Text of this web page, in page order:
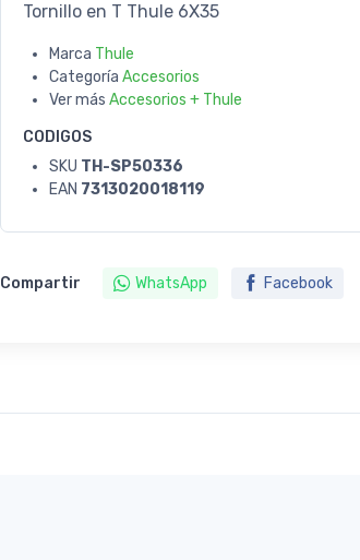
Tornillo en T Thule 6X35
Marca Thule
Categoría Accesorios
Ver más Accesorios + Thule
CODIGOS
SKU TH-SP50336
EAN 7313020018119
Compartir WhatsApp Facebook